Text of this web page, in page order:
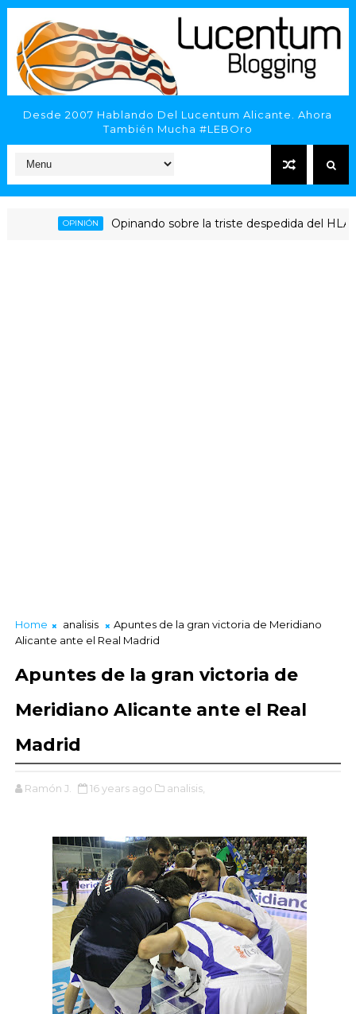
Desde 2007 Hablando Del Lucentum Alicante. Ahora
También Mucha #LEBOro
Opinando sobre la triste despedida del HLA Alicante
Home analisis
Apuntes de la gran victoria de Meridiano
Alicante ante el Real Madrid
Apuntes de la gran victoria de
Meridiano Alicante ante el Real
Madrid
Ramón J. 16 years ago analisis,